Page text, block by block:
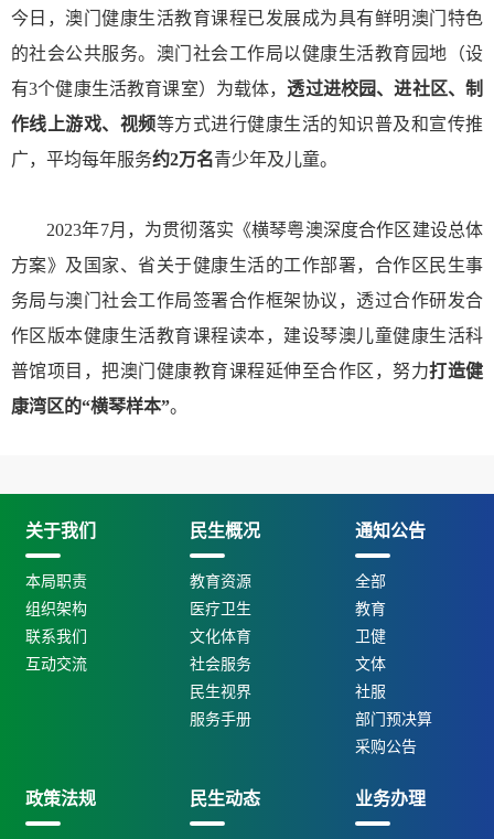
今日，澳门健康生活教育课程已发展成为具有鲜明澳门特色
的社会公共服务。澳门社会工作局以健康生活教育园地（设
有3个健康生活教育课室）为载体， 透过进校园、进社区、制
作线上游戏、视频等方式进行健康生活的知识普及和宣传推
广，平均每年服务约2万名青少年及儿童。
2023年7月，为贯彻落实《横琴粤澳深度合作区建设总体
方案》及国家、省关于健康生活的工作部署，合作区民生事
务局与澳门社会工作局签署合作框架协议，透过合作研发合
作区版本健康生活教育课程读本，建设琴澳儿童健康生活科
普馆项目，把澳门健康教育课程延伸至合作区，努力打造健
康湾区的“横琴样本”。
关于我们
本局职责
组织架构
联系我们
互动交流
民生概况
教育资源
医疗卫生
文化体育
社会服务
民生视界
服务手册
通知公告
全部
教育
卫健
文体
社服
部门预决算
采购公告
政策法规 民生动态 业务办理